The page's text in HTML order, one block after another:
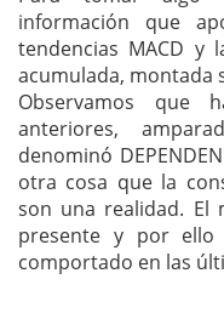
información que
tendencias MACD y
acumulada, montada
Observamos que
anteriores,
denominó
otra cosa que la
son una realidad.
presente y por
comportado en las